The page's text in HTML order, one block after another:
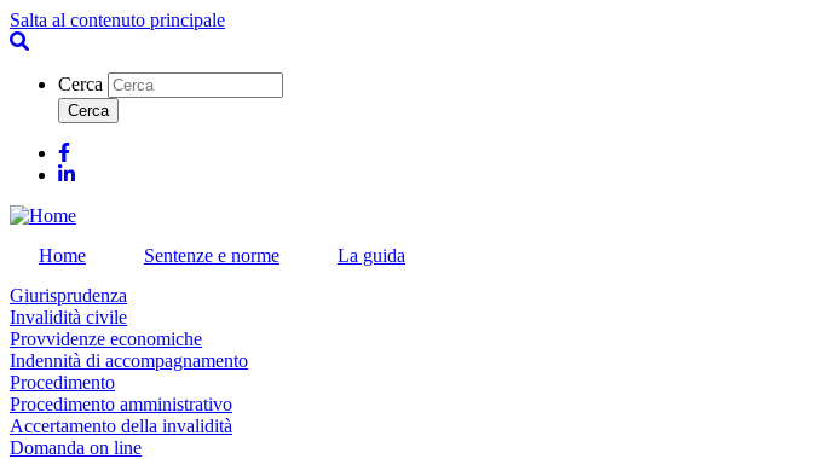
Salta al contenuto principale
Cerca
Facebook
Linkedin
Home Sentenze e norme
La guida
Giurisprudenza
Invalidità civile
Provvidenze economiche
Indennità di accompagnamento
Procedimento
Procedimento amministrativo
Accertamento della invalidità
Domanda on line